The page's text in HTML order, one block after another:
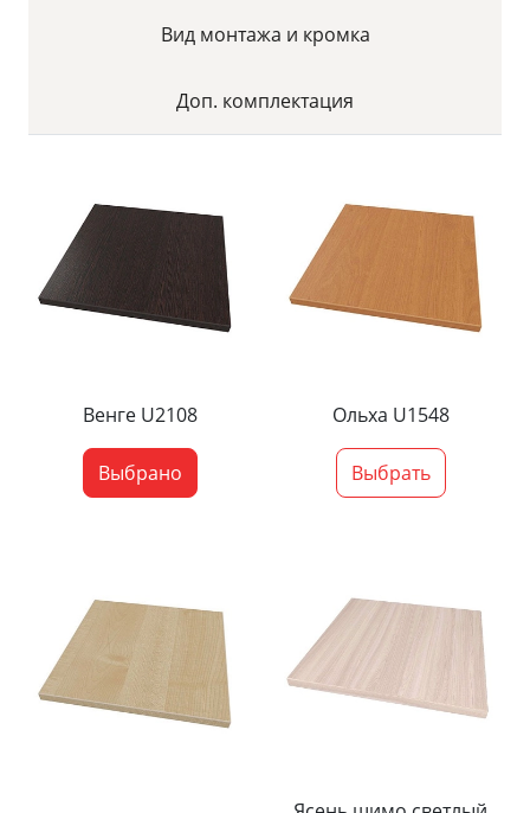
Вид монтажа и кромка
Доп. комплектация
Венге U2108
Выбрано
Ольха U1548
Выбрать